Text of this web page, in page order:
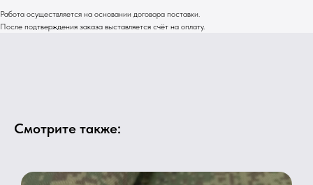
Работа осуществляется на основании договора поставки.
После подтверждения заказа выставляется счёт на оплату.
Смотрите также: